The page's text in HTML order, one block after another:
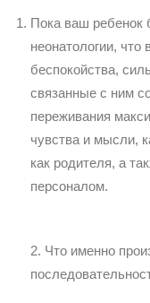
Пока ваш ребенок
неонатологии,
беспокойства,
связанные с ним
переживания
чувства и мысли,
как родителя, а
персоналом.
2. Что именно